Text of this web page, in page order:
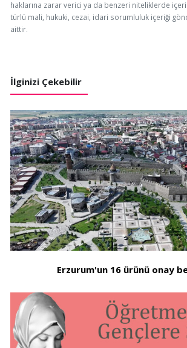
haklarına zarar verici ya da benzeri niteliklerde
türlü mali, hukuki, cezai, idari sorumluluk içeriği
aittir.
İlginizi Çekebilir
Erzurum'un 16 ürünü onay